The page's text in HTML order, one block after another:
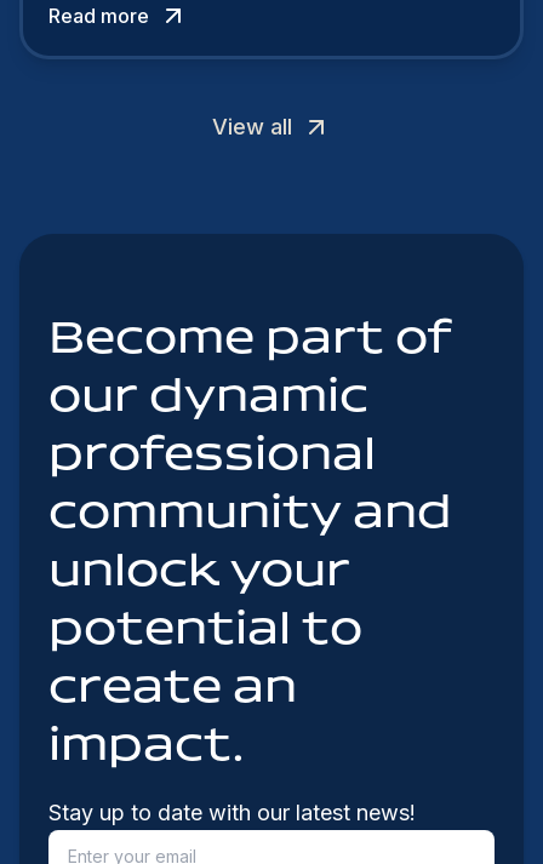
attract the best profiles.
Read more
View all
Become part of
our dynamic
professional
community and
unlock your
potential to
create an
impact.
Stay up to date with our latest news!